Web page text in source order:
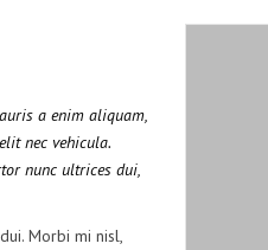
a enim aliquam,
nec vehicula.
nunc ultrices dui,
Morbi mi nisl,